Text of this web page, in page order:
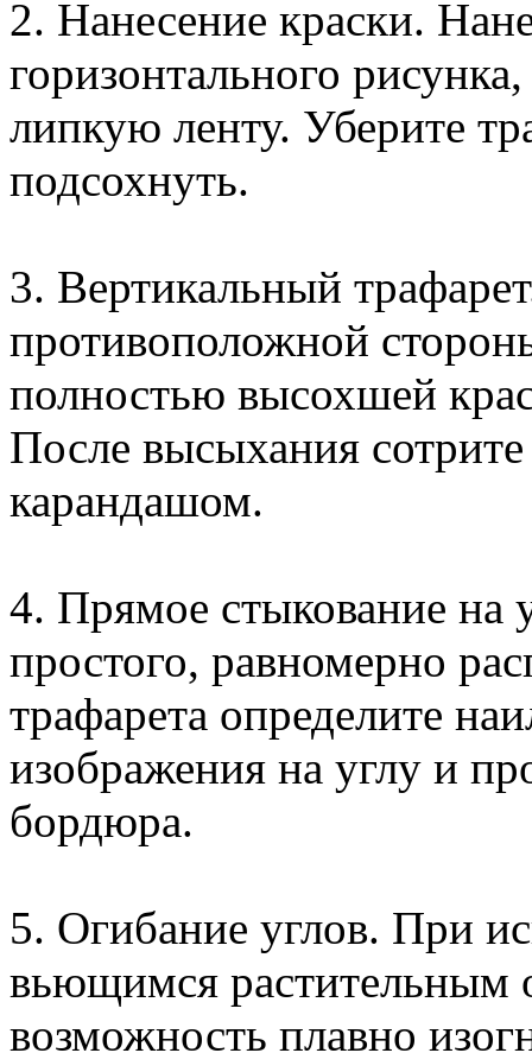
2. Нанесение краски.
горизонтального
липкую ленту. Уберите
подсохнуть.
3. Вертикальный
противоположной
полностью высохшей
После высыхания
карандашом.
4. Прямое стыкование на
простого, равномерно
трафарета определите
изображения на углу и
бордюра.
5. Огибание углов. При
вьющимся растительным
возможность плавно